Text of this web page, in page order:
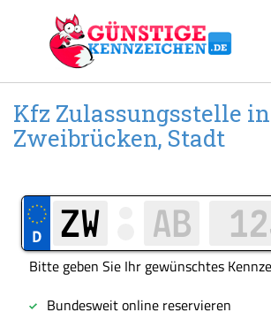
springen
Kfz Zulassungsstelle in
Zweibrücken, Stadt